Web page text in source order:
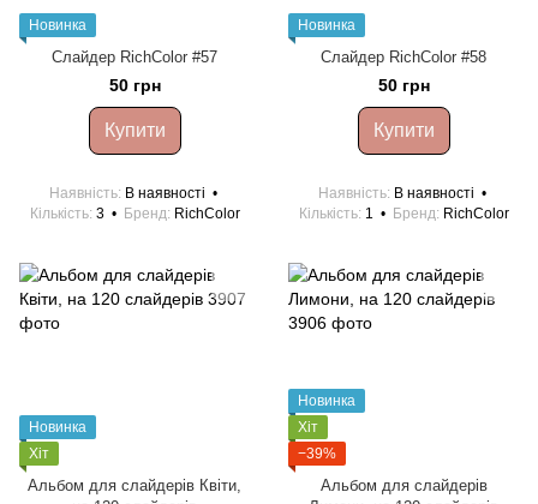
Новинка
Слайдер RichColor #57
50 грн
Купити
Наявність В наявності
Кількість 3 Бренд RichColor
Новинка
Слайдер RichColor #58
50 грн
Купити
Наявність В наявності
Кількість 1 Бренд RichColor
Новинка
Хіт
Альбом для слайдерів Квіти,
Новинка
Хіт
−39%
Альбом для слайдерів